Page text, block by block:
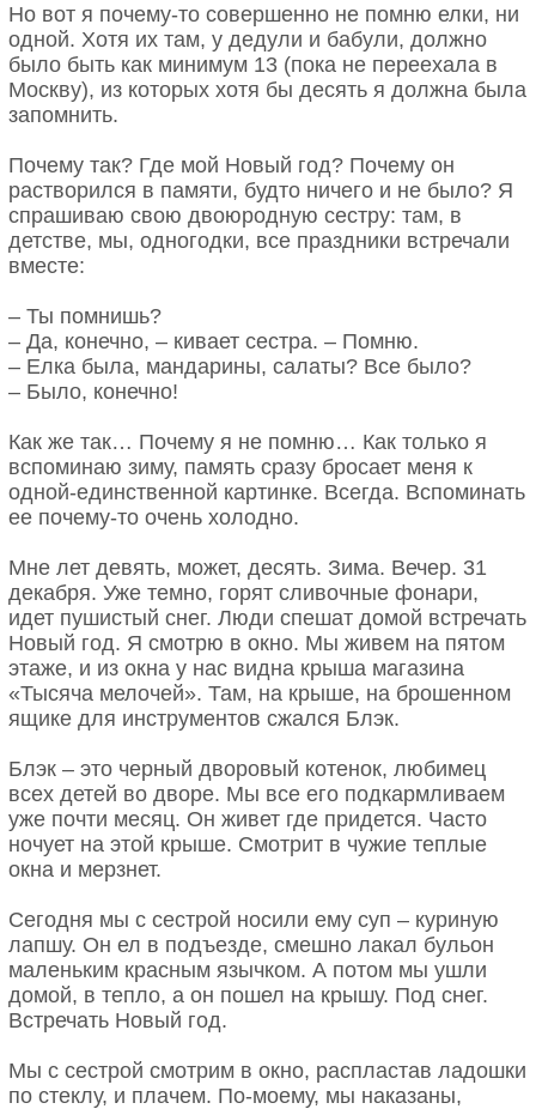
Но вот я почему-то совершенно не помню елки, ни
одной. Хотя их там, у дедули и бабули, должно
было быть как минимум 13 (пока не переехала в
Москву), из которых хотя бы десять я должна была
запомнить.
Почему так? Где мой Новый год? Почему он
растворился в памяти, будто ничего и не было? Я
спрашиваю свою двоюродную сестру: там, в
детстве, мы, одногодки, все праздники встречали
вместе:
– Ты помнишь?
– Да, конечно, – кивает сестра. – Помню.
– Елка была, мандарины, салаты? Все было?
– Было, конечно!
Как же так… Почему я не помню… Как только я
вспоминаю зиму, память сразу бросает меня к
одной-единственной картинке. Всегда. Вспоминать
ее почему-то очень холодно.
Мне лет девять, может, десять. Зима. Вечер. 31
декабря. Уже темно, горят сливочные фонари,
идет пушистый снег. Люди спешат домой встречать
Новый год. Я смотрю в окно. Мы живем на пятом
этаже, и из окна у нас видна крыша магазина
«Тысяча мелочей». Там, на крыше, на брошенном
ящике для инструментов сжался Блэк.
Блэк – это черный дворовый котенок, любимец
всех детей во дворе. Мы все его подкармливаем
уже почти месяц. Он живет где придется. Часто
ночует на этой крыше. Смотрит в чужие теплые
окна и мерзнет.
Сегодня мы с сестрой носили ему суп – куриную
лапшу. Он ел в подъезде, смешно лакал бульон
маленьким красным язычком. А потом мы ушли
домой, в тепло, а он пошел на крышу. Под снег.
Встречать Новый год.
Мы с сестрой смотрим в окно, распластав ладошки
по стеклу, и плачем. По-моему, мы наказаны,